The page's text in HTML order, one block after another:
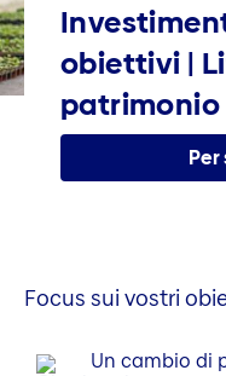
obiettivi |
patrimonio
Focus sui vostri
Un cambio di